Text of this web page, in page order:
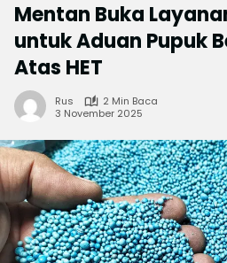
Mentan Buka
untuk Aduan Pupuk
Atas HET
Rus
2 Min Baca
3 November 2025